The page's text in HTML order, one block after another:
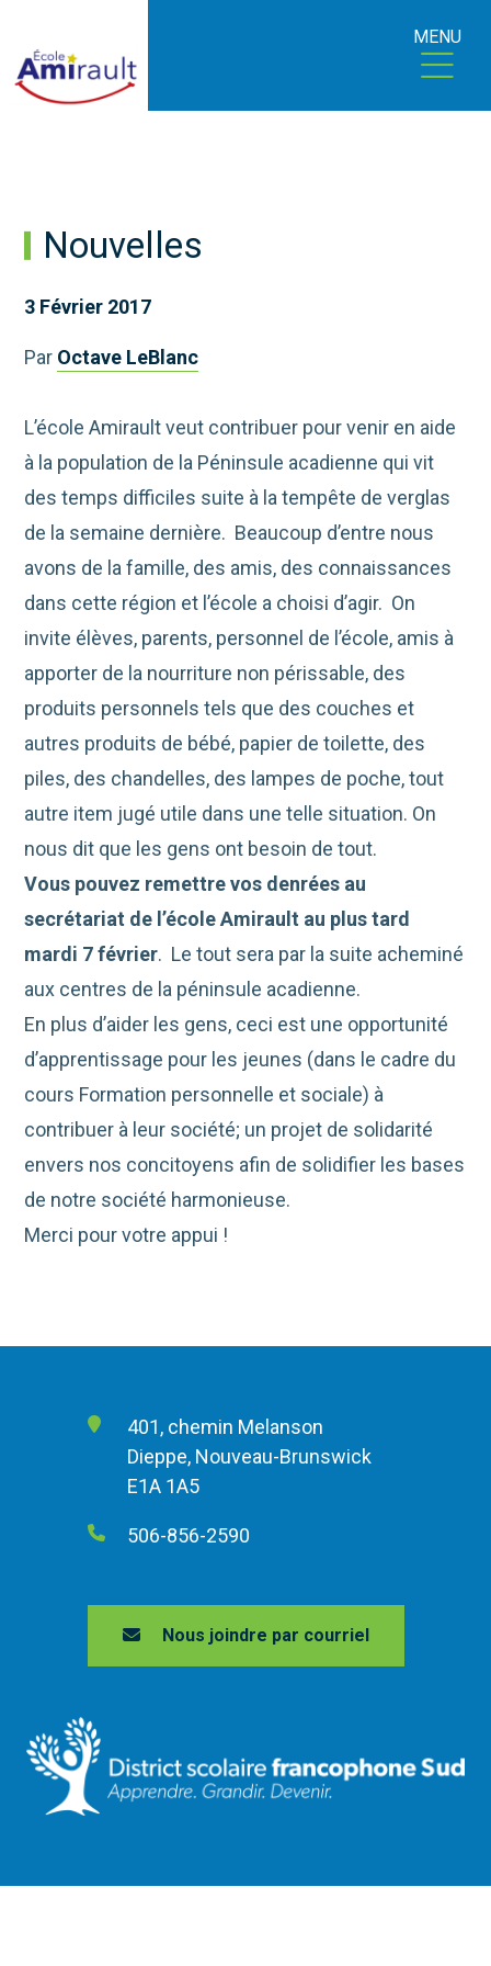
MENU
Nouvelles
3 Février 2017
Par Octave LeBlanc
L’école Amirault veut contribuer pour venir en aide
à la population de la Péninsule acadienne qui vit
des temps difficiles suite à la tempête de verglas
de la semaine dernière. Beaucoup d’entre nous
avons de la famille, des amis, des connaissances
dans cette région et l’école a choisi d’agir. On
invite élèves, parents, personnel de l’école, amis à
apporter de la nourriture non périssable, des
produits personnels tels que des couches et
autres produits de bébé, papier de toilette, des
piles, des chandelles, des lampes de poche, tout
autre item jugé utile dans une telle situation. On
nous dit que les gens ont besoin de tout.
Vous pouvez remettre vos denrées au
secrétariat de l’école Amirault au plus tard
mardi 7 février. Le tout sera par la suite acheminé
aux centres de la péninsule acadienne.
En plus d’aider les gens, ceci est une opportunité
d’apprentissage pour les jeunes (dans le cadre du
cours Formation personnelle et sociale) à
contribuer à leur société; un projet de solidarité
envers nos concitoyens afin de solidifier les bases
de notre société harmonieuse.
Merci pour votre appui !
401, chemin Melanson
Dieppe, Nouveau-Brunswick
E1A 1A5
506-856-2590
Nous joindre par courriel